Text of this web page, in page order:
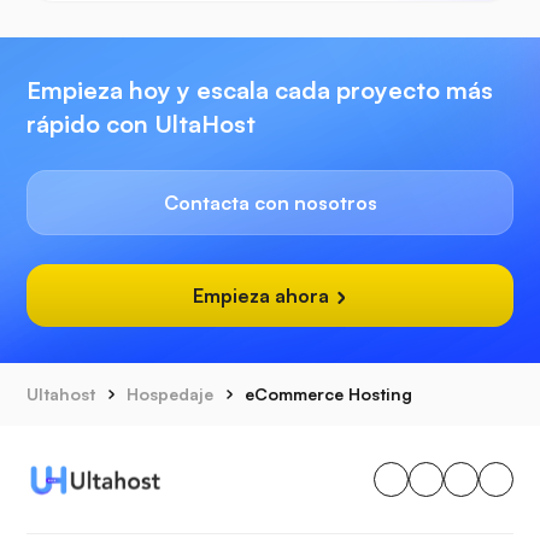
Empieza hoy y escala cada proyecto más
rápido con UltaHost
Contacta con nosotros
Empieza ahora
Ultahost Hospedaje eCommerce Hosting